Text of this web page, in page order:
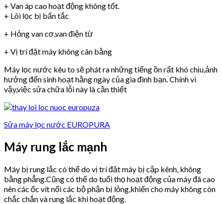
+ Van áp cao hoạt động không tốt.
+ Lõi lọc bị bẩn tắc
+ Hỏng van cơ,van điện từ
+ Vị trí đặt máy không cân bằng
Máy lọc nước kêu to sẽ phát ra những tiếng ồn rất khó chịu,ảnh
hưởng đến sinh hoạt hằng ngày của gia đình bạn. Chính vì
vậy,việc sửa chữa lỗi này là cần thiết
Sửa máy lọc nước EUROPURA
Máy rung lắc mạnh
Máy bị rung lắc có thể do vị trí đặt máy bị cập kênh, không
bằng phẳng.Cũng có thể do tuổi thọ hoạt động của máy đã cao
nên các ốc vít nối các bộ phận bị lỏng,khiến cho máy không còn
chắc chắn và rung lắc khi hoạt động.